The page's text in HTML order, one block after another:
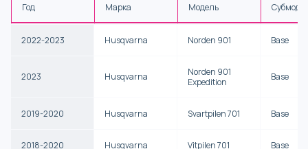
Год Марка Модель
2022-2023 Husqvarna Norden 901 Base
2023 Husqvarna
Norden 901
Expedition
Base
2019-2020 Husqvarna Svartpilen 701 Base
2018-2020 Husqvarna Vitpilen 701 Base